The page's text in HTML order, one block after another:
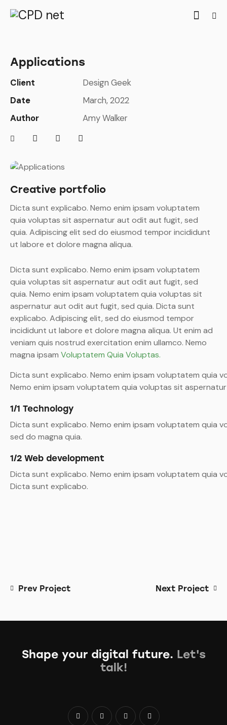
Applications
Client
Design Geek
Date
March, 2022
Author
Amy Walker
Creative portfolio
Dicta sunt explicabo. Nemo enim ipsam voluptatem
quia voluptas sit aspernatur aut odit aut fugit, sed
quia. Adipiscing elit sed do eiusmod tempor incididunt
ut labore et dolore magna aliqua.
Dicta sunt explicabo. Nemo enim ipsam voluptatem
quia voluptas sit aspernatur aut odit aut fugit, sed
quia. Nemo enim ipsam voluptatem quia voluptas sit
aspernatur aut odit aut fugit, sed quia. Dicta sunt
explicabo. Adipiscing elit, sed do eiusmod tempor
incididunt ut labore et dolore magna aliqua. Ut enim ad
veniam quis nostrud exercitation enim ullamco. Nemo
magna ipsam Voluptatem Quia Voluptas.
Dicta sunt explicabo. Nemo enim ipsam voluptatem quia
Nemo enim ipsam voluptatem quia voluptas sit
1/1 Technology
Dicta sunt explicabo. Nemo enim ipsam voluptatem
sed do magna quia.
1/2 Web development
Dicta sunt explicabo. Nemo enim ipsam voluptatem quia
Dicta sunt explicabo.
Prev Project Next Project
Shape your digital future. Let's
talk!